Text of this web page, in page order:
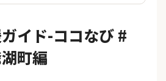
イド-ココなび #
町編